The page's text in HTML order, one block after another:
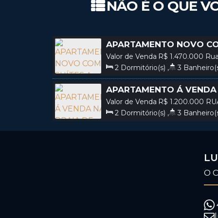
NÃO É O QUE
APARTAMENTO NOVO
NA PRAIA DE CANTO
EM BOMBINHAS SC /
R$ 1.470.000
Valor de Venda
Grande, Bombinhas, Santa
2 Dormitório(s) , 3
Sala(s) , 2 Suíte(s) , 2 Vaga(s) ,
APARTAMENTO Á
GRANDE BOMBINHAS
R$ 1.200.000
Valor de Venda
Canto Grande, Bombinhas,
2 Dormitório(s) , 3
O